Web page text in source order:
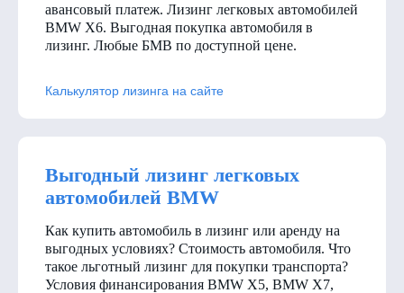
авансовый платеж. Лизинг легковых автомобилей
BMW X6. Выгодная покупка автомобиля в
лизинг. Любые БМВ по доступной цене.
Калькулятор лизинга на сайте
Выгодный лизинг легковых
автомобилей BMW
Как купить автомобиль в лизинг или аренду на
выгодных условиях? Стоимость автомобиля. Что
такое льготный лизинг для покупки транспорта?
Условия финансирования BMW X5, BMW X7,